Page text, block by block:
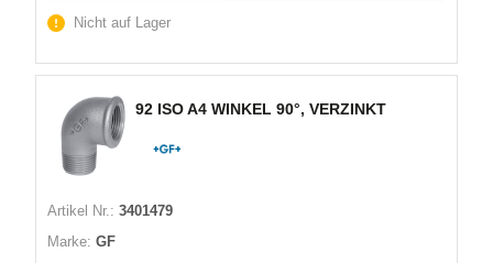
Nicht auf Lager
92 ISO A4 WINKEL 90°, VERZINKT
Artikel Nr.: 3401479
Marke: GF